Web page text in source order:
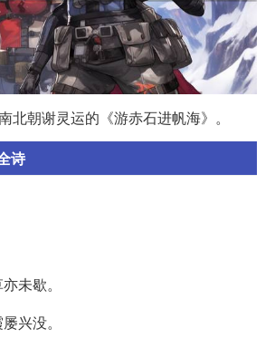
北朝谢灵运的《游赤石进帆海》。
诗
未歇。
兴没。